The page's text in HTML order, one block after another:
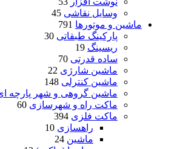
وسایل نقاشی 45
ماشین و موتورها 791
پارکینگ طبقاتی 30
ریسینگ 19
ساده قدرتی 70
ماشین شارژی 22
ماشین کنترلی 148
ماشین گروهی و شهر پارچه ای 49
ماکت راه و شهرسازی 60
ماکت فلزی 394
راهسازی 10
ماشین 24